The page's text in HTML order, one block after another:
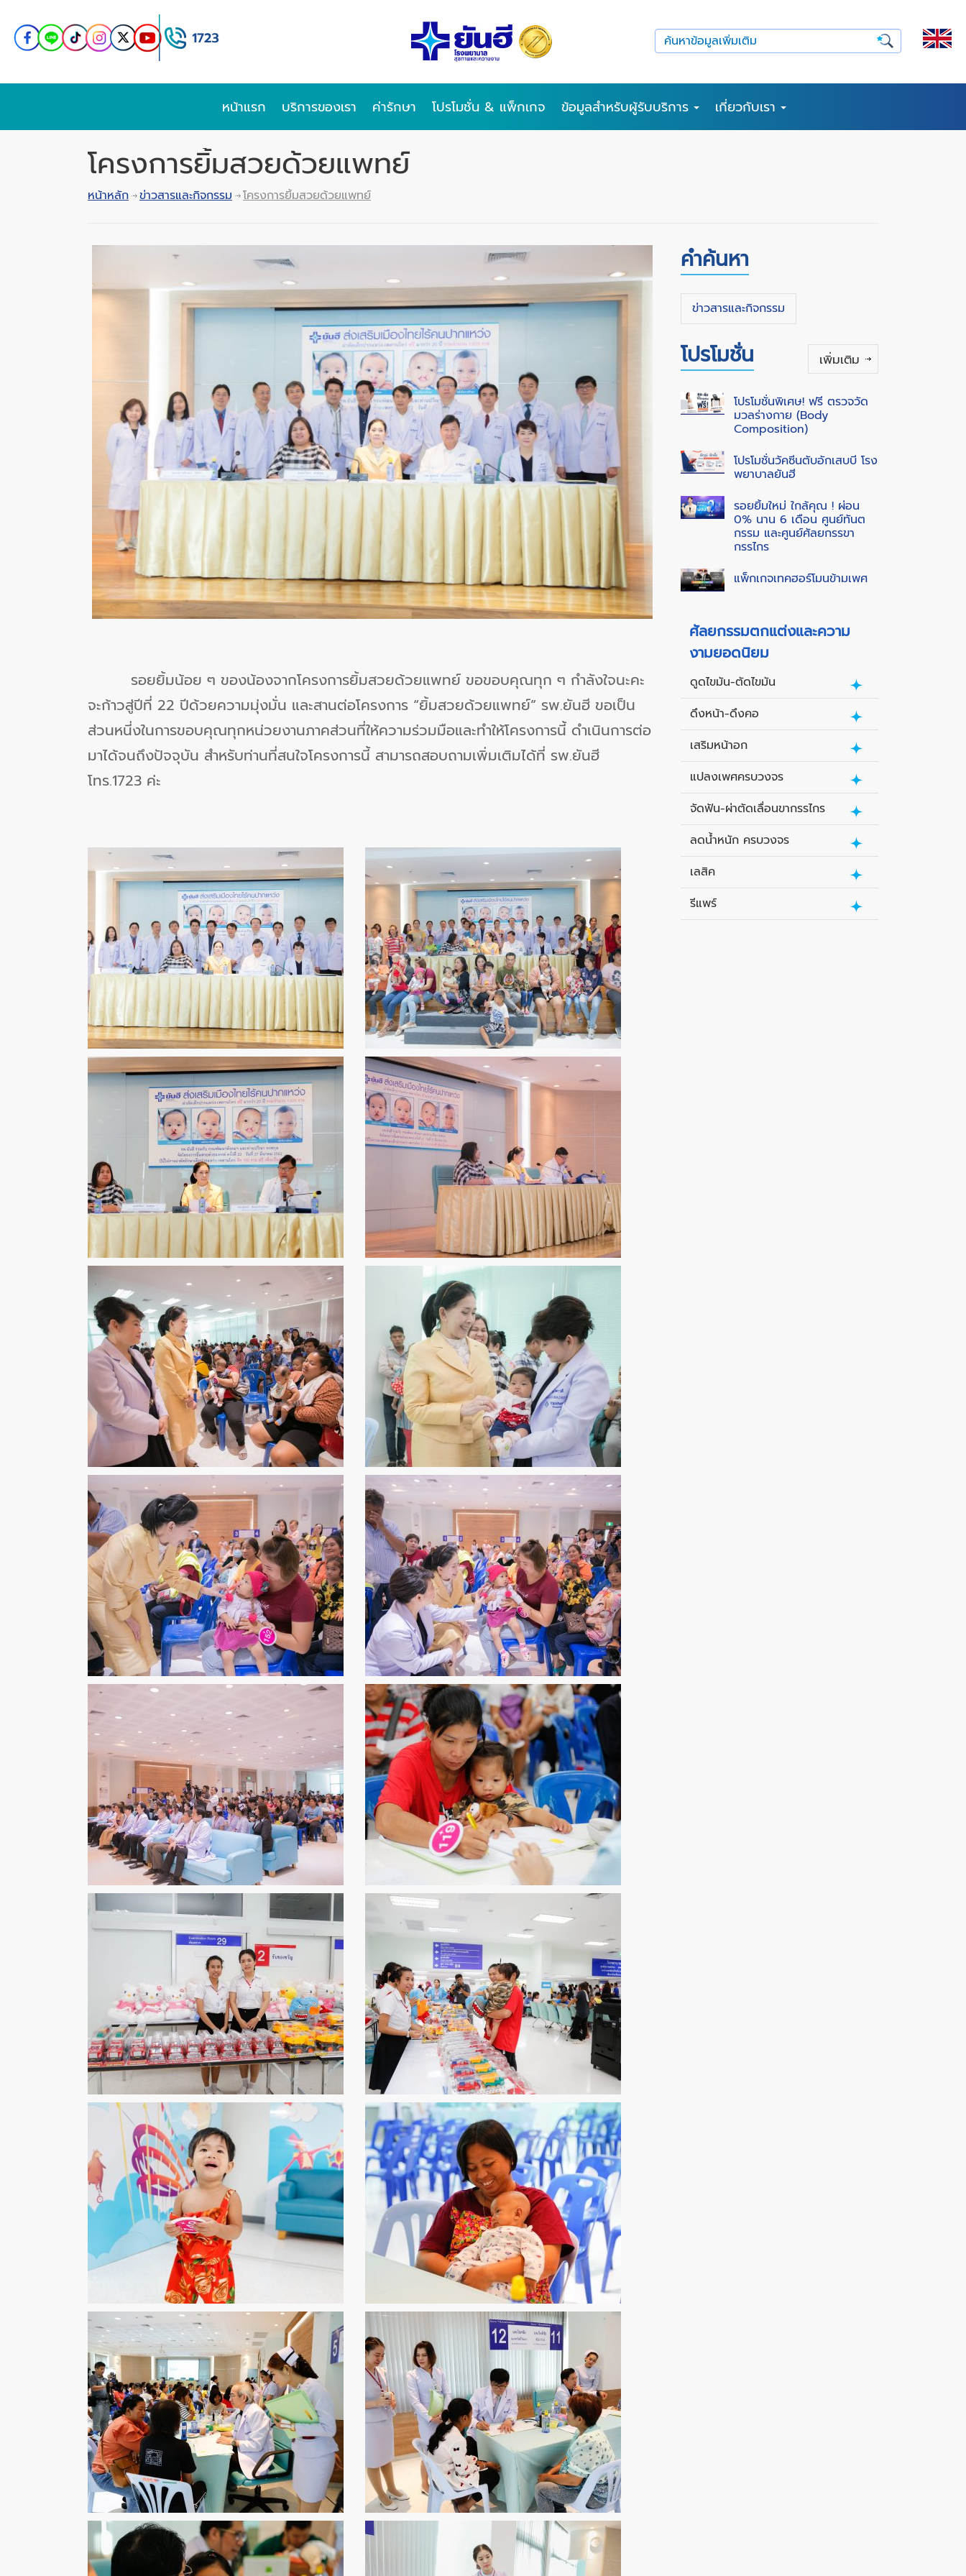
หน้าแรก บริการของเรา ค่ารักษา โปรโมชั่น & แพ็กเกจ ข้อมูลสำหรับผู้รับบริการ เกี่ยวกับเรา
โครงการยิ้มสวยด้วยแพทย์
หน้าหลัก ข่าวสารและกิจกรรม โครงการยิ้มสวยด้วยแพทย์
รอยยิ้มน้อย ๆ ของน้องจากโครงการยิ้มสวยด้วยแพทย์ ขอขอบคุณทุก ๆ กำลังใจนะคะ
จะก้าวสู่ปีที่ 22 ปีด้วยความมุ่งมั่น และสานต่อโครงการ “ยิ้มสวยด้วยแพทย์” รพ.ยันฮี ขอเป็น
ส่วนหนี่งในการขอบคุณทุกหน่วยงานภาคส่วนที่ให้ความร่วมมือและทำให้โครงการนี้ ดำเนินการต่อ
มาได้จนถึงปัจจุบัน สำหรับท่านที่สนใจโครงการนี้ สามารถสอบถามเพิ่มเติมได้ที่ รพ.ยันฮี
โทร.1723 ค่ะ
คำค้นหา
ข่าวสารและกิจกรรม
โปรโมชั่น เพิ่มเติม
โปรโมชั่นพิเศษ! ฟรี ตรวจวัด
มวลร่างกาย (Body
Composition)
โปรโมชั่นวัคซีนตับอักเสบบี โรง
พยาบาลยันฮี
รอยยิ้มใหม่ ใกล้คุณ ! ผ่อน
0% นาน 6 เดือน ศูนย์ทันต
กรรม และศูนย์ศัลยกรรขา
กรรไกร
แพ็กเกจเทคฮอร์โมนข้ามเพศ
ศัลยกรรมตกแต่งและความ
งามยอดนิยม
ดูดไขมัน-ตัดไขมัน
ดึงหน้า-ดึงคอ
เสริมหน้าอก
แปลงเพศครบวงจร
จัดฟัน-ผ่าตัดเลื่อนขากรรไกร
ลดน้ำหนัก ครบวงจร
เลสิค
รีแพร์